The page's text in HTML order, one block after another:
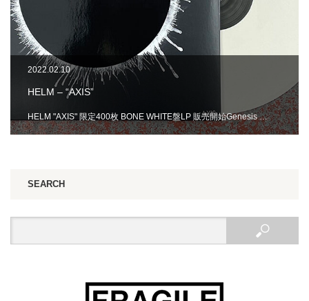
2022.02.10
HELM – “AXIS”
HELM "AXIS" 限定400枚 BONE WHITE盤LP 販売開始Genesis …
SEARCH